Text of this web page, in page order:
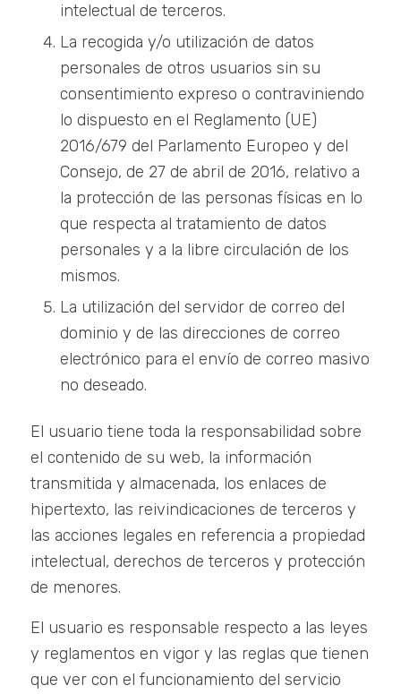
intelectual de terceros.
La recogida y/o utilización de datos
personales de otros usuarios sin su
consentimiento expreso o contraviniendo
lo dispuesto en el Reglamento (UE)
2016/679 del Parlamento Europeo y del
Consejo, de 27 de abril de 2016, relativo a
la protección de las personas físicas en lo
que respecta al tratamiento de datos
personales y a la libre circulación de los
mismos.
La utilización del servidor de correo del
dominio y de las direcciones de correo
electrónico para el envío de correo masivo
no deseado.
El usuario tiene toda la responsabilidad sobre
el contenido de su web, la información
transmitida y almacenada, los enlaces de
hipertexto, las reivindicaciones de terceros y
las acciones legales en referencia a propiedad
intelectual, derechos de terceros y protección
de menores.
El usuario es responsable respecto a las leyes
y reglamentos en vigor y las reglas que tienen
que ver con el funcionamiento del servicio